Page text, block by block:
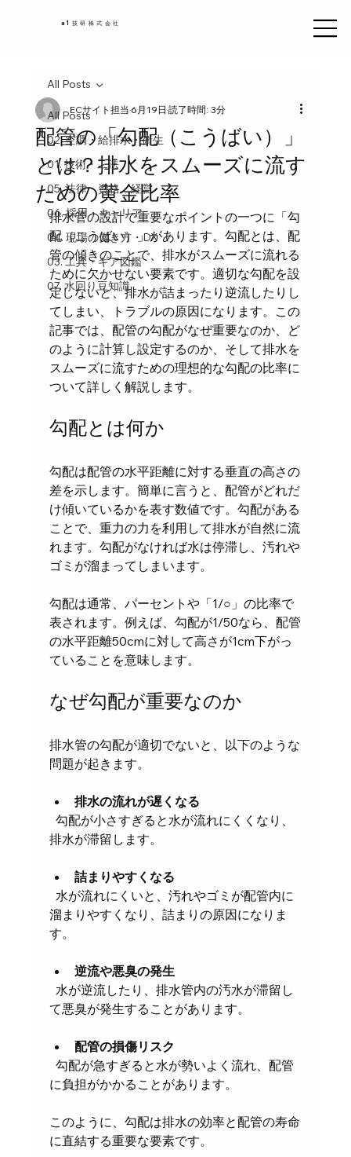
a1技研株式会社
All Posts
02. 空調・給排水・衛生
01. 技術・工法
05. 法律・資格・経営
06. 採用・キャリア
04. 現場の働き方・DX
03. 工具・ギア図鑑
07. 水回り豆知識
All Posts
配管の「勾配（こうばい）」
とは？排水をスムーズに流す
ための黄金比率
ECサイト担当6月19日 読了時間: 3分
排水管の設計で重要なポイントの一つに「勾
配（こうばい）」があります。勾配とは、配
管の傾きのことで、排水がスムーズに流れる
ために欠かせない要素です。適切な勾配を設
定しないと、排水が詰まったり逆流したりし
てしまい、トラブルの原因になります。この
記事では、配管の勾配がなぜ重要なのか、ど
のように計算し設定するのか、そして排水を
スムーズに流すための理想的な勾配の比率に
ついて詳しく解説します。
勾配とは何か
勾配は配管の水平距離に対する垂直の高さの
差を示します。簡単に言うと、配管がどれだ
け傾いているかを表す数値です。勾配がある
ことで、重力の力を利用して排水が自然に流
れます。勾配がなければ水は停滞し、汚れや
ゴミが溜まってしまいます。
勾配は通常、パーセントや「1/○」の比率で
表されます。例えば、勾配が1/50なら、配管
の水平距離50cmに対して高さが1cm下がっ
ていることを意味します。
なぜ勾配が重要なのか
排水管の勾配が適切でないと、以下のような
問題が起きます。
排水の流れが遅くなる
排水が滞留します。
詰まりやすくなる
溜まりやすくなり、詰まりの原因になりま
す。
逆流や悪臭の発生
て悪臭が発生することがあります。
配管の損傷リスク
に負担がかかることがあります。
このように、勾配は排水の効率と配管の寿命
に直結する重要な要素です。